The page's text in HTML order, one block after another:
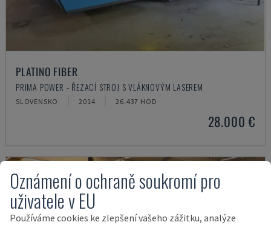
PLATINO FIBER
PRIMA POWER - ŘEZACÍ STROJ S VLÁKNOVÝM LASEREM
SLOVENSKO 2014 26.437 HOD
28.000 €
Oznámení o ochraně soukromí pro
uživatele v EU
Používáme cookies ke zlepšení vašeho zážitku, analýze